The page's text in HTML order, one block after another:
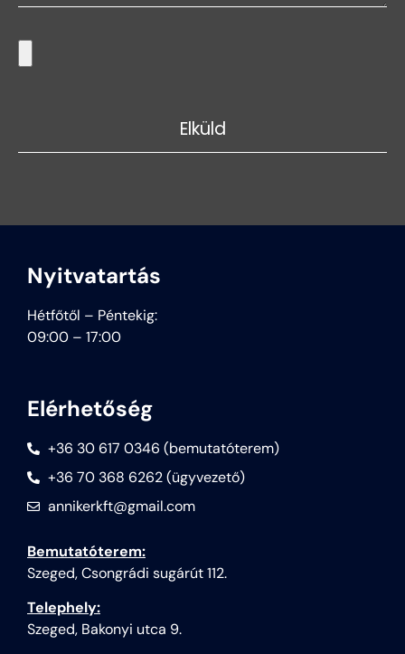
Elküld
Nyitvatartás
Hétfőtől – Péntekig:
09:00 – 17:00
Elérhetőség
+36 30 617 0346 (bemutatóterem)
+36 70 368 6262 (ügyvezető)
annikerkft@gmail.com
Bemutatóterem:
Szeged, Csongrádi sugárút 112.
Telephely:
Szeged, Bakonyi utca 9.